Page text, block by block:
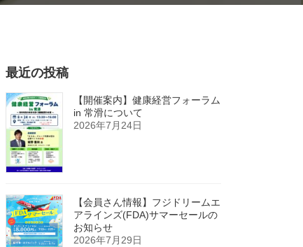
最近の投稿
【開催案内】健康経営フォーラム
in 常滑について
2026年7月24日
【会員さん情報】フジドリームエ
アラインズ(FDA)サマーセールの
お知らせ
2026年7月29日